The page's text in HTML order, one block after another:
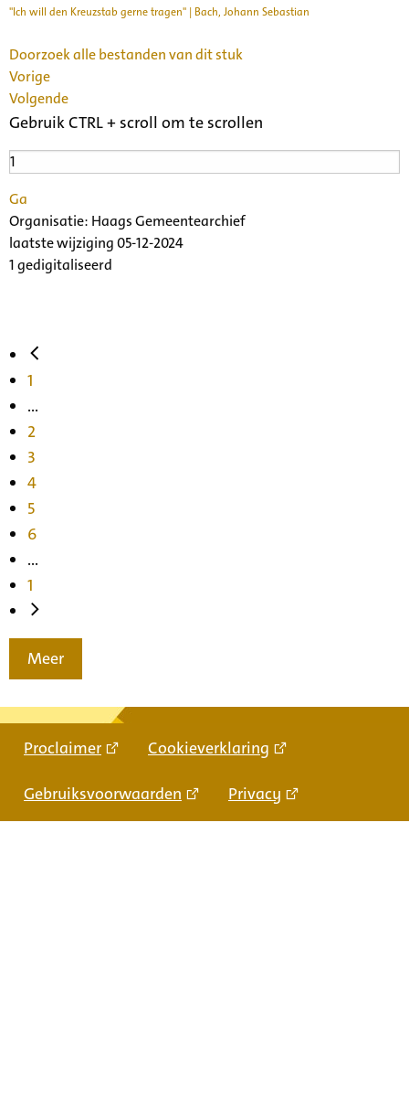
"Ich will den Kreuzstab gerne tragen" | Bach, Johann Sebastian
Doorzoek alle bestanden van dit stuk
Vorige
Volgende
Gebruik CTRL + scroll om te scrollen
Ga
Organisatie: Haags Gemeentearchief
laatste wijziging 05-12-2024
1 gedigitaliseerd
1
...
2
3
4
5
6
...
1
Meer
Proclaimer Cookieverklaring
Gebruiksvoorwaarden Privacy